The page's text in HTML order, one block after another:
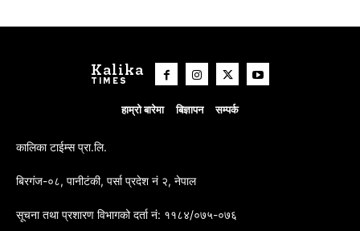
Kalika
TIMES
हाम्रो बारेमा बिज्ञापन सम्पर्क
कालिका टाईम्स प्रा.लि.
बिरगंज-०८, पानीटंकी, पर्सा प्रदेश नं २, नेपाल
सूचना तथा प्रशारण विभागको दर्ता नं: ११८४/०७५-०७६